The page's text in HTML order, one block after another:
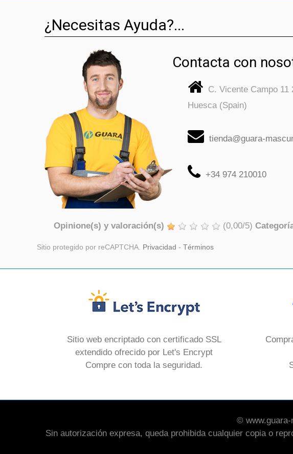
¿Necesitas Ayuda?...
Contacta con
C. Vicente Campo 11
Huesca (Spain)
tienda@guara-
+34 974 210010
Opinione(s) y valoración(s) (0,00/5)
Sitio protegido por reCAPTCHA. Privacidad - Términos
Sitio web encriptado con certificado SSL
extendido ofrecido por Let's Encrypt
Compre con toda la seguridad.
©
Sin autorización expresa, queda prohibida cualquier copia o